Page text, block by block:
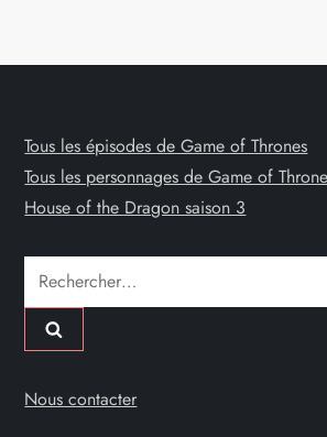
Tous les épisodes de Game of Thrones
Tous les personnages de Game of
House of the Dragon saison 3
Rechercher :
Nous contacter